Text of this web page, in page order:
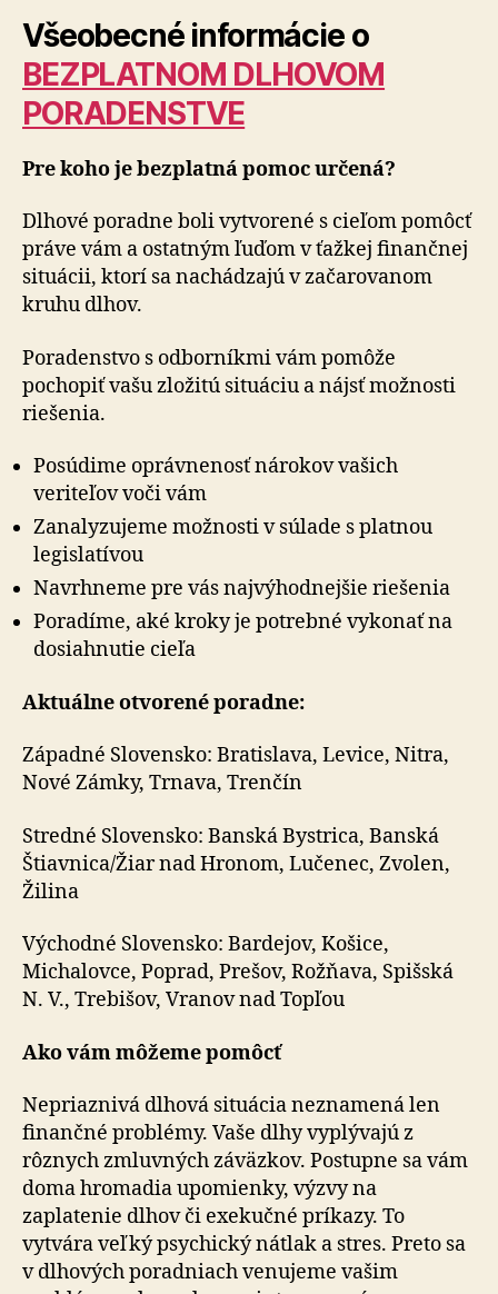
Všeobecné informácie o
BEZPLATNOM DLHOVOM
PORADENSTVE
Pre koho je bezplatná pomoc určená?
Dlhové poradne boli vytvorené s cieľom pomôcť
práve vám a ostatným ľuďom v ťažkej finančnej
situácii, ktorí sa nachádzajú v začarovanom
kruhu dlhov.
Poradenstvo s odborníkmi vám pomôže
pochopiť vašu zložitú situáciu a nájsť možnosti
riešenia.
Posúdime oprávnenosť nárokov vašich
veriteľov voči vám
Zanalyzujeme možnosti v súlade s platnou
legislatívou
Navrhneme pre vás najvýhodnejšie riešenia
Poradíme, aké kroky je potrebné vykonať na
dosiahnutie cieľa
Aktuálne otvorené poradne:
Západné Slovensko: Bratislava, Levice, Nitra,
Nové Zámky, Trnava, Trenčín
Stredné Slovensko: Banská Bystrica, Banská
Štiavnica/Žiar nad Hronom, Lučenec, Zvolen,
Žilina
Východné Slovensko: Bardejov, Košice,
Michalovce, Poprad, Prešov, Rožňava, Spišská
N. V., Trebišov, Vranov nad Topľou
Ako vám môžeme pomôcť
Nepriaznivá dlhová situácia neznamená len
finančné problémy. Vaše dlhy vyplývajú z
rôznych zmluvných záväzkov. Postupne sa vám
doma hromadia upomienky, výzvy na
zaplatenie dlhov či exekučné príkazy. To
vytvára veľký psychický nátlak a stres. Preto sa
v dlhových poradniach venujeme vašim